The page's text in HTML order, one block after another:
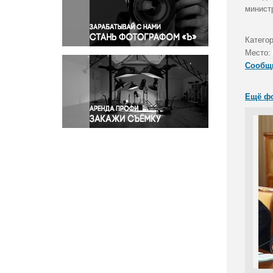
Правосудие
Происшествия и конфликты
Религия
Светская жизнь
Спорт
Экология
Экономика и бизнес
Место:
Ещё